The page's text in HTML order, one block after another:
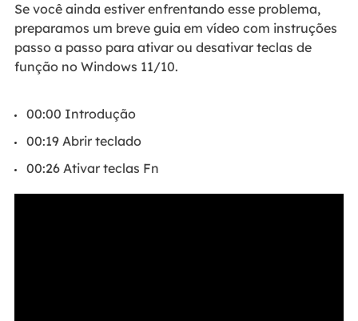
Se você ainda estiver enfrentando esse problema,
preparamos um breve guia em vídeo com instruções
passo a passo para ativar ou desativar teclas de
função no Windows 11/10.
00:00 Introdução
00:19 Abrir teclado
00:26 Ativar teclas Fn